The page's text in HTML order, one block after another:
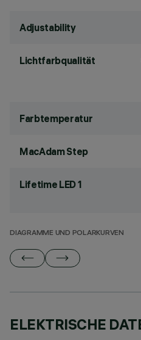
Adjustability
Lichtfarbqualität
Farbtemperatur
MacAdam Step
Lifetime LED 1
DIAGRAMME UND POLARKURVEN
ELEKTRISCHE